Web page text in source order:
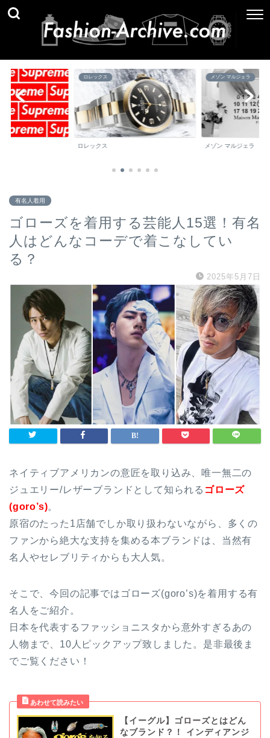
メゾン マルジェラ
メゾン マルジェラ
ブランド百科事典
ブランド百科事典
有名人着用
ゴローズを着用する芸能人15選！有名
人はどんなコーデで着こなしてい
る？
2025年5月7日
ネイティブアメリカンの意匠を取り込み、唯一無二の
ジュエリー/レザーブランドとして知られる ゴローズ
(goro’s)。
原宿のたった1店舗でしか取り扱わないながら、多くの
ファンから絶大な支持を集める本ブランドは、当然有
名人やセレブリティからも大人気。
そこで、今回の記事ではゴローズ(goro’s)を着用する有
名人をご紹介。
日本を代表するファッショニスタから意外すぎるあの
人物まで、10人ピックアップ致しました。是非最後ま
でご覧ください！
【イーグル】ゴローズとはどん
なブランド？！ インディアンジ